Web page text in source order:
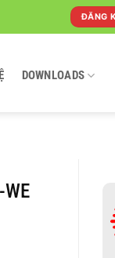
ĐĂNG
DOWNLOADS